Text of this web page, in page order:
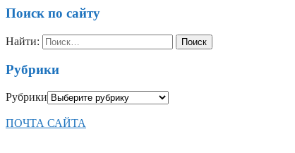
Поиск по сайту
Найти:
Рубрики
Рубрики
ПОЧТА САЙТА